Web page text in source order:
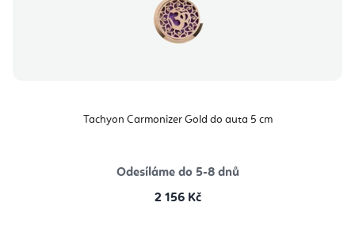
Tachyon Carmonizer Gold do auta 5 cm
Odesíláme do 5-8 dnů
2 156 Kč